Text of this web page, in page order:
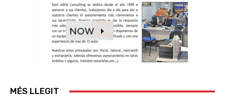
MÉS LLEGIT